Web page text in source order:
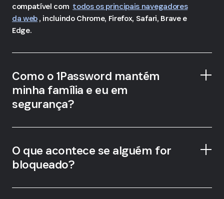
compatível com todos os principais navegadores
da web, incluindo Chrome, Firefox, Safari, Brave e
Edge.
Como o 1Password mantém
minha família e eu em
segurança?
O que acontece se alguém for
bloqueado?